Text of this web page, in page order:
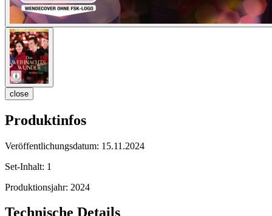
close
Produktinfos
Veröffentlichungsdatum: 15.11.2024
Set-Inhalt: 1
Produktionsjahr: 2024
Technische Details